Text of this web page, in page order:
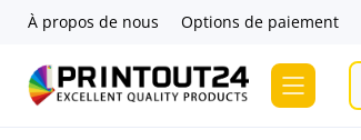
À propos de nous Options de paiement